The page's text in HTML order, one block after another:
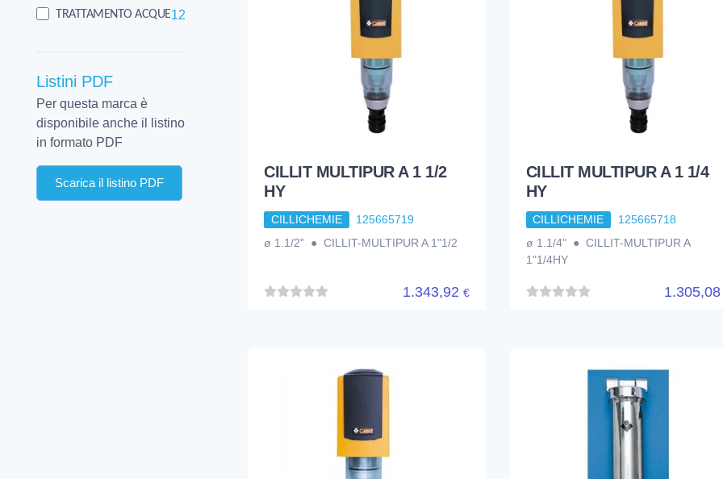
TRATTAMENTO ACQUE123
Listini PDF
Per questa marca è
disponibile anche il listino
in formato PDF
Scarica il listino PDF
CILLIT MULTIPUR A 1 1/2
HY
CILLICHEMIE
125665719
ø 1.1/2" ● CILLIT-MULTIPUR A 1"1/2
1.343,92 €
CILLIT MULTIPUR A 1 1/4
HY
CILLICHEMIE
125665718
ø 1.1/4" ● CILLIT-MULTIPUR A
1"1/4HY